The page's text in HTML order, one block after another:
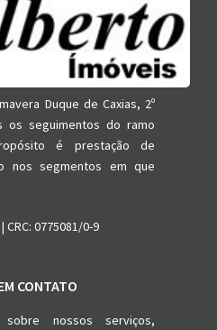
Duque de Caxias, 2º
os seguimentos do ramo
é prestação de
nos segmentos em que
CRC: 0775081/0-9
CONTATO
nossos serviços,